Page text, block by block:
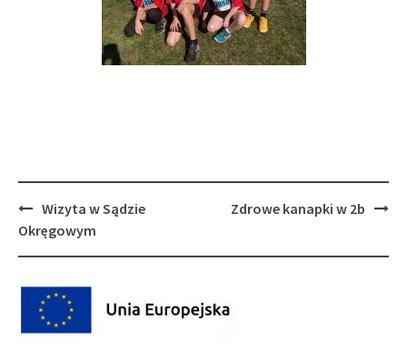
Post
navigation
Wizyta w Sądzie
Okręgowym
Zdrowe kanapki w 2b